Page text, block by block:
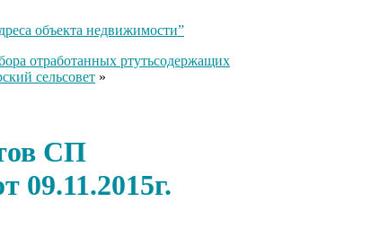
объекта недвижимости”
отработанных ртутьсодержащих
сельсовет »
СП
09.11.2015г.